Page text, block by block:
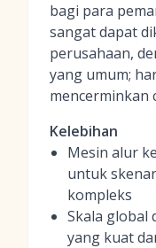
bagi para
sangat dapat
perusahaan,
yang umum;
mencerminkan
Kelebihan
Mesin alur
untuk
kompleks
Skala global
yang kuat